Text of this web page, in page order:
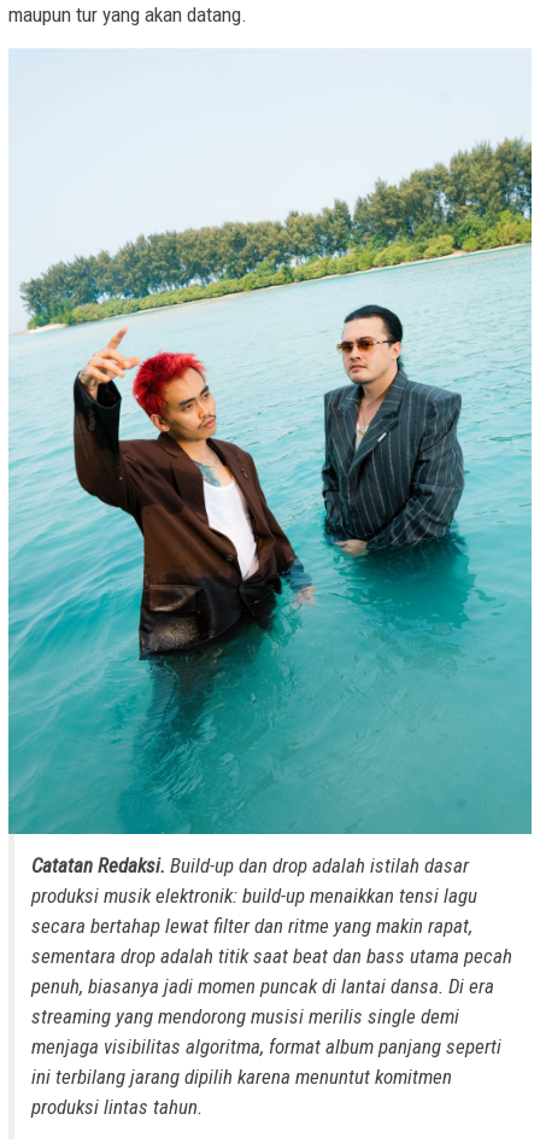
maupun tur yang akan datang.
Catatan Redaksi. Build-up dan drop adalah istilah dasar
produksi musik elektronik: build-up menaikkan tensi lagu
secara bertahap lewat filter dan ritme yang makin rapat,
sementara drop adalah titik saat beat dan bass utama pecah
penuh, biasanya jadi momen puncak di lantai dansa. Di era
streaming yang mendorong musisi merilis single demi
menjaga visibilitas algoritma, format album panjang seperti
ini terbilang jarang dipilih karena menuntut komitmen
produksi lintas tahun.